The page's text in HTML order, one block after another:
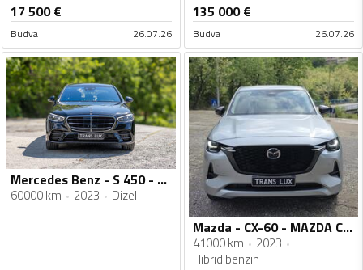
17 500€
Budva 26.07.26
135 000€
Budva 26.07.26
Mercedes Benz - S 450 - S450d 4matic Long AMG Line
60000 km 2023 Dizel
Mazda - CX-60 - MAZDA CX 60 CX-60 2.5L e-SKYACTIV PHEV 4x4 HOMURA
41000 km
2023
Hibrid benzin